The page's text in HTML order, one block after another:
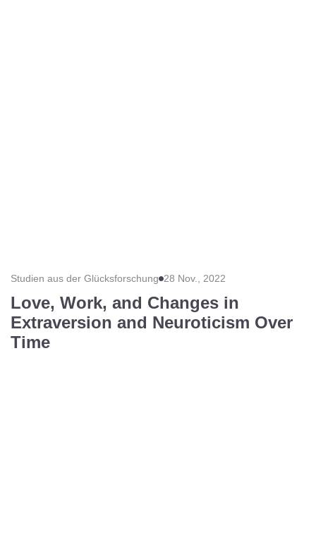
Studien aus der Glücksforschung 28 Nov., 2022
Love, Work, and Changes in
Extraversion and Neuroticism Over
Time